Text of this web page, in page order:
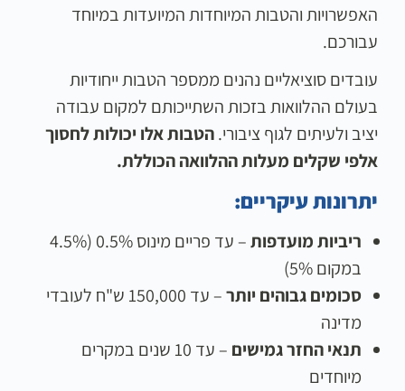
האפשרויות והטבות המיוחדות המיועדות במיוחד
עבורכם.
עובדים סוציאליים נהנים ממספר הטבות ייחודיות
בעולם ההלוואות בזכות השתייכותם למקום עבודה
יציב ולעיתים לגוף ציבורי.הטבות אלו יכולות לחסוך
אלפי שקלים מעלות ההלוואה הכוללת.
יתרונות עיקריים:
ריביות מועדפות
– עד פריים מינוס 0.5% (4.5%
במקום 5%)
סכומים גבוהים יותר
– עד 150,000 ש"ח לעובדי
מדינה
תנאי החזר גמישים
– עד 10 שנים במקרים
מיוחדים